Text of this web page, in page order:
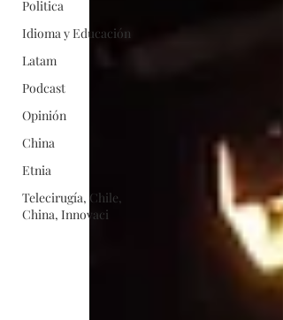
Politica
Idioma y Educación
Latam
Podcast
Opinión
China
Etnia
Telecirugía, Chile,
China, Innovaci